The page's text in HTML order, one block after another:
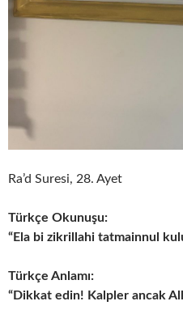
Ra’d Suresi, 28. Ayet
Türkçe Okunuşu:
“Ela bi zikrillahi tatmainnul
Türkçe Anlamı:
“Dikkat edin! Kalpler ancak